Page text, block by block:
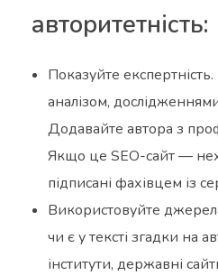
авторитетність:
Показуйте експертність.
аналізом,
Додавайте автора з
Якщо це SEO-сайт —
підписані фахівцем із
Використовуйте
чи є у тексті згадки на
інститути, державні